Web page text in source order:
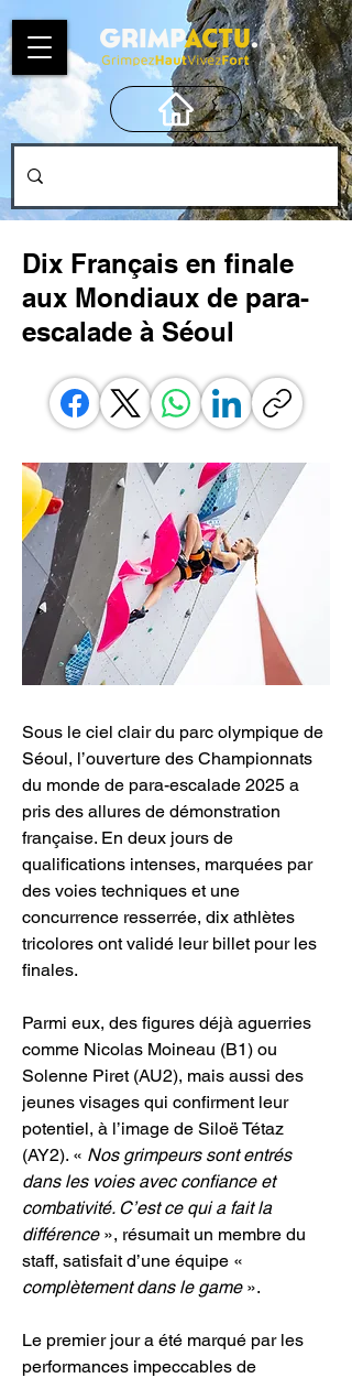
Dix Français en finale
aux Mondiaux de para-
escalade à Séoul
Sous le ciel clair du parc olympique de
Séoul, l’ouverture des Championnats
du monde de para-escalade 2025 a
pris des allures de démonstration
française. En deux jours de
qualifications intenses, marquées par
des voies techniques et une
concurrence resserrée, dix athlètes
tricolores ont validé leur billet pour les
finales.
Parmi eux, des figures déjà aguerries
comme Nicolas Moineau (B1) ou
Solenne Piret (AU2), mais aussi des
jeunes visages qui confirment leur
potentiel, à l’image de Siloë Tétaz
(AY2). « Nos grimpeurs sont entrés
dans les voies avec confiance et
combativité. C’est ce qui a fait la
différence », résumait un membre du
staff, satisfait d’une équipe «
complètement dans le game ».
Le premier jour a été marqué par les
performances impeccables de